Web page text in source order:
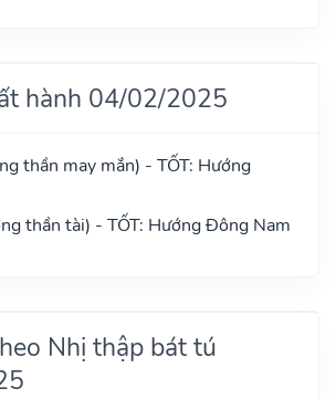
hành 04/02/2025
thần may mắn) - TỐT: Hướng
thần tài) - TỐT: Hướng Đông Nam
Nhị thập bát tú